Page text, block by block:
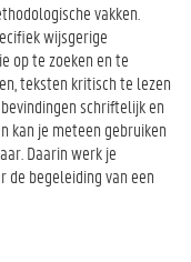
vakken.
wijsgerige
op te zoeken en te
teksten kritisch te lezen
schriftelijk en
kan je meteen gebruiken
Daarin werk je
de begeleiding van een